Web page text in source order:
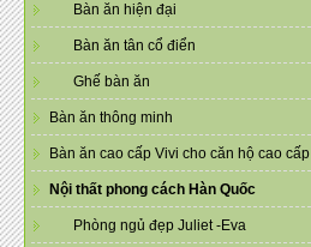
Bàn ăn hiện đại
Bàn ăn tân cổ điển
Ghế bàn ăn
Bàn ăn thông minh
Bàn ăn cao cấp Vivi cho căn hộ cao cấp
Nội thất phong cách Hàn Quốc
Phòng ngủ đẹp Juliet -Eva